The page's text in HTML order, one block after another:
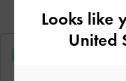
Looks like
United